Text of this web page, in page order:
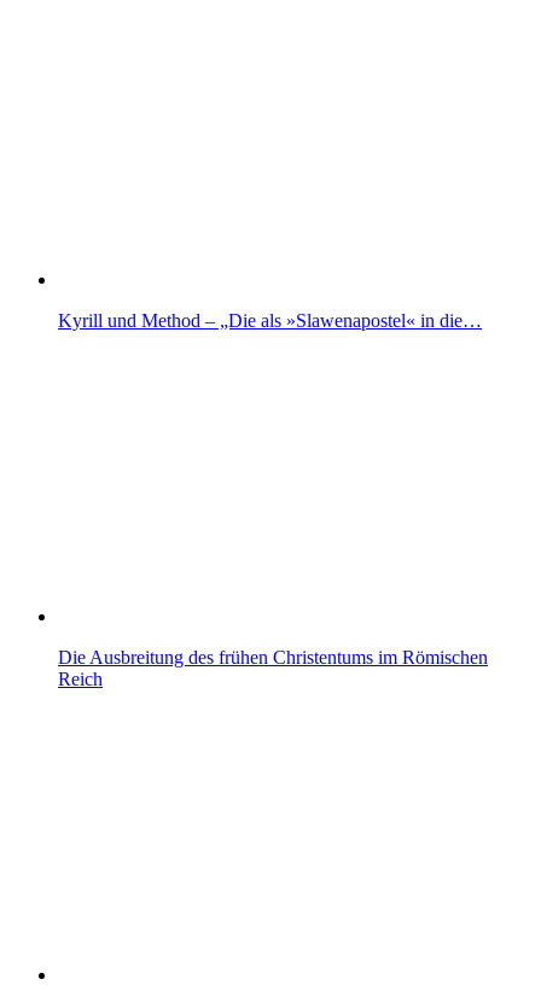
Kyrill und Method – „Die als »Slawenapostel« in die…
Die Ausbreitung des frühen Christentums im Römischen
Reich